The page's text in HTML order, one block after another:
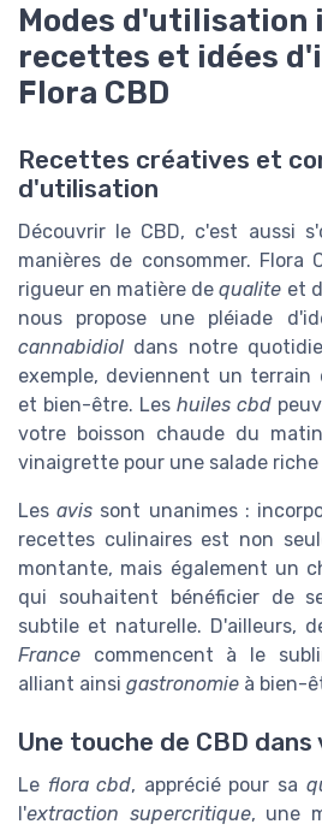
Modes d'utilisation
recettes et idées
Flora CBD
Recettes créatives et
d'utilisation
Découvrir le CBD, c'est aussi
manières de consommer. Flora
rigueur en matière dequalite et
nous propose une pléiade
cannabidiol dans notre
exemple, deviennent un
et bien-être. Les huiles cbd
votre boisson chaude du
vinaigrette pour une salade riche
Lesavis sont unanimes :
recettes culinaires est non
montante, mais également un
qui souhaitent bénéficier de
subtile et naturelle. D'ailleurs,
France commencent à le
alliant ainsi gastronomie à bien-
Une touche de CBD
Le flora cbd, apprécié pour sa
l'extraction supercritique, une